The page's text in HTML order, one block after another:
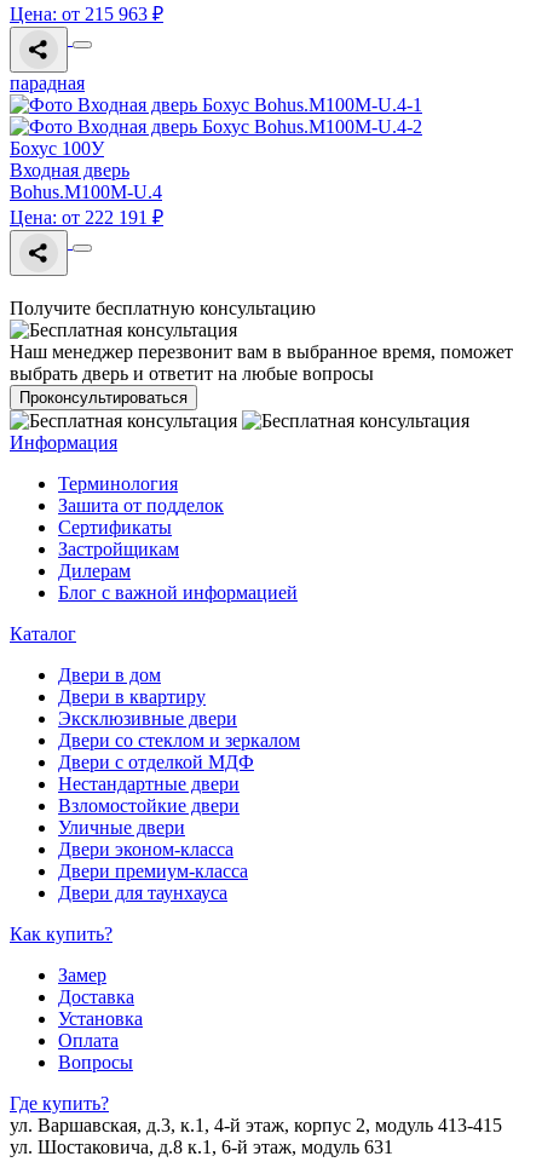
Цена: от 215 963 ₽
парадная
Бохус 100У
Входная дверь
Bohus.M100M-U.4
Цена: от 222 191 ₽
Получите бесплатную консультацию
Наш менеджер перезвонит вам в выбранное время, поможет
выбрать дверь и ответит на любые вопросы
Проконсультироваться
Информация
Терминология
Зашита от подделок
Сертификаты
Застройщикам
Дилерам
Блог с важной информацией
Каталог
Двери в дом
Двери в квартиру
Эксклюзивные двери
Двери со стеклом и зеркалом
Двери с отделкой МДФ
Нестандартные двери
Взломостойкие двери
Уличные двери
Двери эконом-класса
Двери премиум-класса
Двери для таунхауса
Как купить?
Замер
Доставка
Установка
Оплата
Вопросы
Где купить?
ул. Варшавская, д.3, к.1, 4-й этаж, корпус 2, модуль 413-415
ул. Шостаковича, д.8 к.1, 6-й этаж, модуль 631